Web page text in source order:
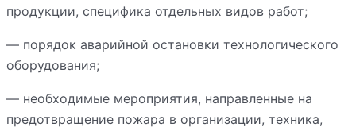
продукции, специфика отдельных видов работ;
— порядок аварийной остановки технологического
оборудования;
— необходимые мероприятия, направленные на
предотвращение пожара в организации, техника,